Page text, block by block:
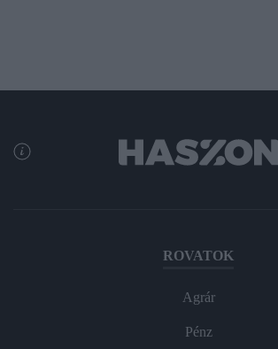
ROVATOK
Agrár
Pénz